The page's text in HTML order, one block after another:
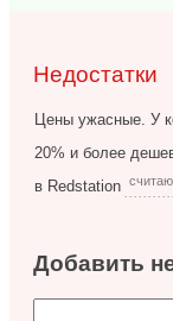
Недостатки
Цены ужасные. У
20% и более
в Redstation
Добавить